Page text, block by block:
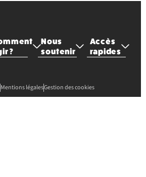
?
Nous
soutenir
Accès
rapides
Mentions légalesGestion des cookies